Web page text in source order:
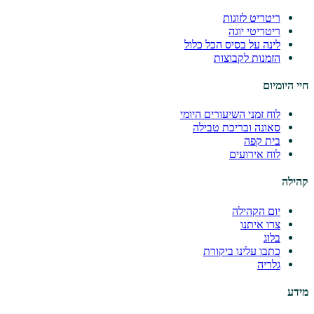
ריטריט לזוגות
ריטריטי יוגה
לינה על בסיס הכל כלול
הזמנות לקבוצות
חיי היומיום
לוח זמני השיעורים היומי
סאונה ובריכת טבילה
בית קפה
לוח אירועים
קהילה
יום הקהילה
צרו איתנו
בלוג
כתבו עלינו ביקורת
גלריה
מידע